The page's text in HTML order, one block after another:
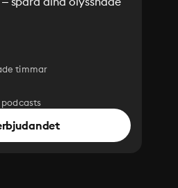
timmar